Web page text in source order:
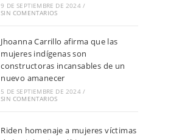
9 DE SEPTIEMBRE DE 2024 /
SIN COMENTARIOS
Jhoanna Carrillo afirma que las
mujeres indígenas son
constructoras incansables de un
nuevo amanecer
5 DE SEPTIEMBRE DE 2024 /
SIN COMENTARIOS
Riden homenaje a mujeres víctimas